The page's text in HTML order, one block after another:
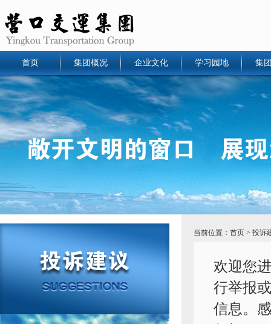
首页 集团概况 企业文化 学习园地 集
当前位置： 首页 > 投诉
欢迎您
行举报
信息。